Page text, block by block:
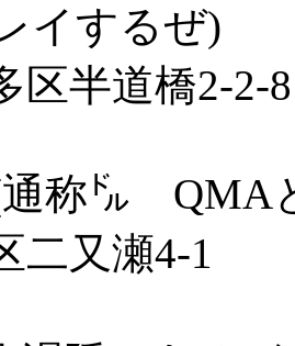
イするぜ)
区半道橋2-2-8
称㌦ QMA
二又瀬4-1